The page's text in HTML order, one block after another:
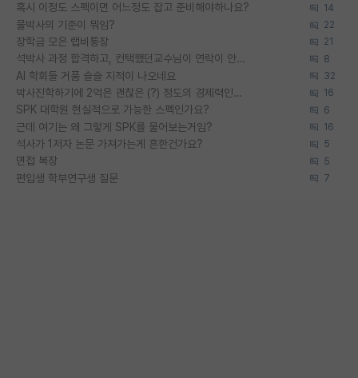
혹시 이정도 스펙이면 어느정도 잡고 준비해야하나요? 14
물박사의 기준이 뭐임? 22
장학금 모은 랩비통장 21
석박사 과정 합격하고, 컨택했던교수님이 연락이 안됩니다... 8
AI 학회들 거품 슬슬 지적이 나오네요 32
박사진학하기에 2억은 괜찮은 (?) 정도의 경제력인가요 16
SPK 대학원 현실적으로 가능한 스펙인가요? 6
근데 여기는 왜 그렇게 SPK를 물어보는거임? 16
석사가 1저자 논문 가져가는게 흔한건가요? 5
면접 복장 5
편입생 학부연구생 질문 7